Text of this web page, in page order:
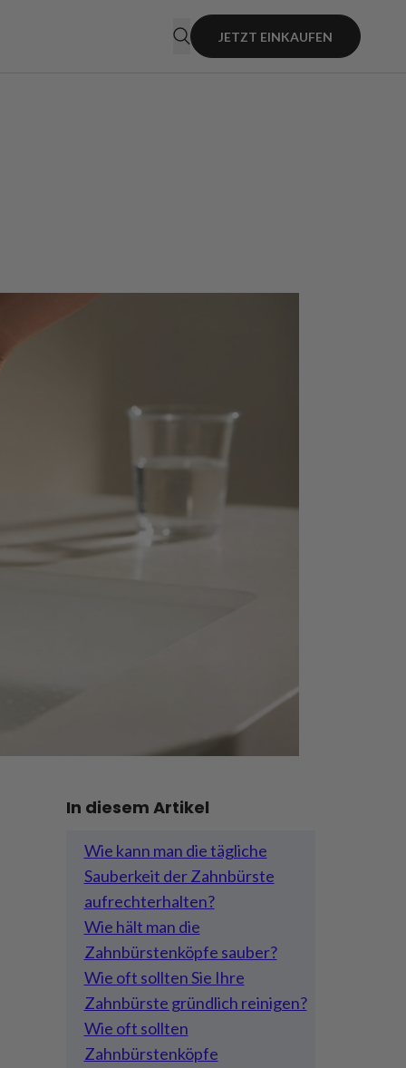
JETZT EINKAUFEN
In diesem Artikel
Wie kann man die tägliche
Sauberkeit der Zahnbürste
aufrechterhalten?
Wie hält man die
Zahnbürstenköpfe sauber?
Wie oft sollten Sie Ihre
Zahnbürste gründlich reinigen?
Wie oft sollten
Zahnbürstenköpfe